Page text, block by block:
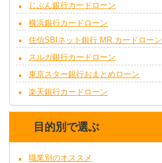
じぶん銀行カードローン
横浜銀行カードローン
住信SBIネット銀行 MR.カードローン
スルガ銀行カードローン
東京スター銀行おまとめローン
楽天銀行カードローン
目的別で選ぶ
職業別のオススメ